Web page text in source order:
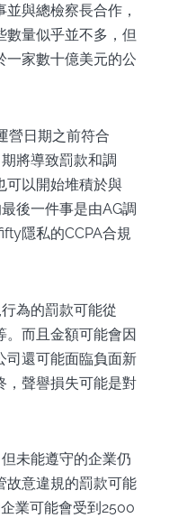
與總檢察長合作，
數量似乎並不多，但
一家數十億美元的公
營日期之前符合
將導致罰款和調
可以開始堆積於與
後一件事是由AG調
隱私的CCPA合規
為的罰款可能從
。而且金額可能會因
司還可能面臨負面新
，聲譽損失可能是對
未能遵守的企業仍
故意違規的罰款可能
業可能會受到2500